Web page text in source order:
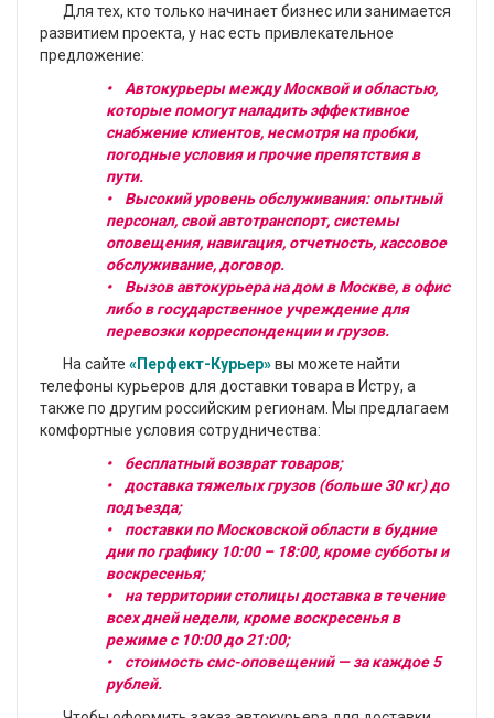
Для тех, кто только начинает бизнес или занимается
развитием проекта, у нас есть привлекательное
предложение:
• Автокурьеры между Москвой и областью,
которые помогут наладить эффективное
снабжение клиентов, несмотря на пробки,
погодные условия и прочие препятствия в
пути.
• Высокий уровень обслуживания: опытный
персонал, свой автотранспорт, системы
оповещения, навигация, отчетность, кассовое
обслуживание, договор.
• Вызов автокурьера на дом в Москве, в офис
либо в государственное учреждение для
перевозки корреспонденции и грузов.
На сайте «Перфект-Курьер»вы можете найти
телефоны курьеров для доставки товара в Истру, а
также по другим российским регионам. Мы предлагаем
комфортные условия сотрудничества:
• бесплатный возврат товаров;
• доставка тяжелых грузов (больше 30 кг) до
подъезда;
• поставки по Московской области в будние
дни по графику 10:00 – 18:00, кроме субботы и
воскресенья;
• на территории столицы доставка в течение
всех дней недели, кроме воскресенья в
режиме с 10:00 до 21:00;
• стоимость смс-оповещений — за каждое 5
рублей.